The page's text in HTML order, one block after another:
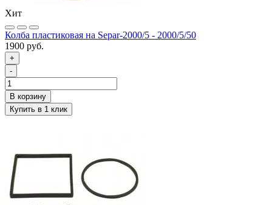
Хит
Колба пластиковая на Separ-2000/5 - 2000/5/50
1900 руб.
+
-